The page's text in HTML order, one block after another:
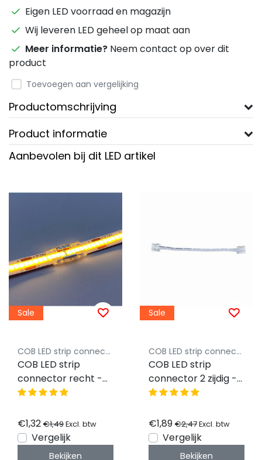
Eigen LED voorraad en magazijn
Wij leveren LED geheel op maat aan
Meer informatie? Neem contact op over dit
product
Toevoegen aan vergelijking
Productomschrijving
Product informatie
Aanbevolen bij dit LED artikel
Sale
COB LED strip connector Luksus
COB LED strip
connector recht -
soldeervrij - klik
COB - IP20
€1,32 €1,49Excl. btw
Vergelijk
Bekijken
Sale
COB LED strip connector Luksus
COB LED strip
connector 2 zijdig -
soldeervrij - klik
COB - IP20
€1,89 €2,47Excl. btw
Vergelijk
Bekijken